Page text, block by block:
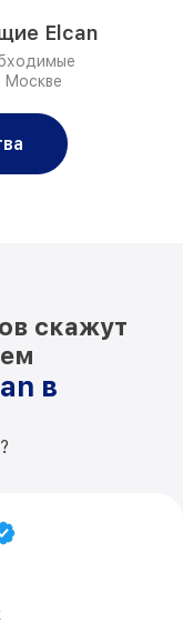
Elcan
Москве
скажут
в